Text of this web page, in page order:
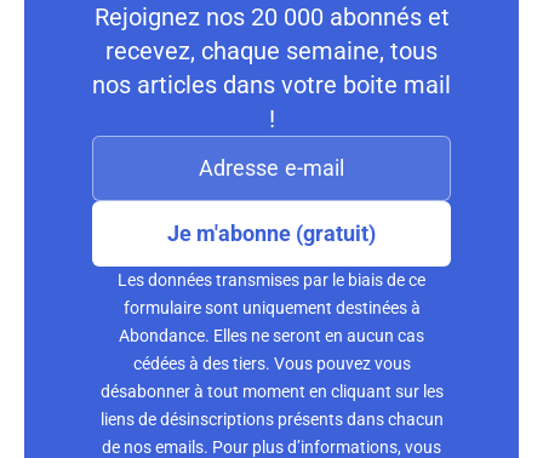
Rejoignez nos 20 000 abonnés et
recevez, chaque semaine, tous
nos articles dans votre boite mail
!
Je m'abonne (gratuit)
Les données transmises par le biais de ce
formulaire sont uniquement destinées à
Abondance. Elles ne seront en aucun cas
cédées à des tiers. Vous pouvez vous
désabonner à tout moment en cliquant sur les
liens de désinscriptions présents dans chacun
de nos emails. Pour plus d’informations, vous